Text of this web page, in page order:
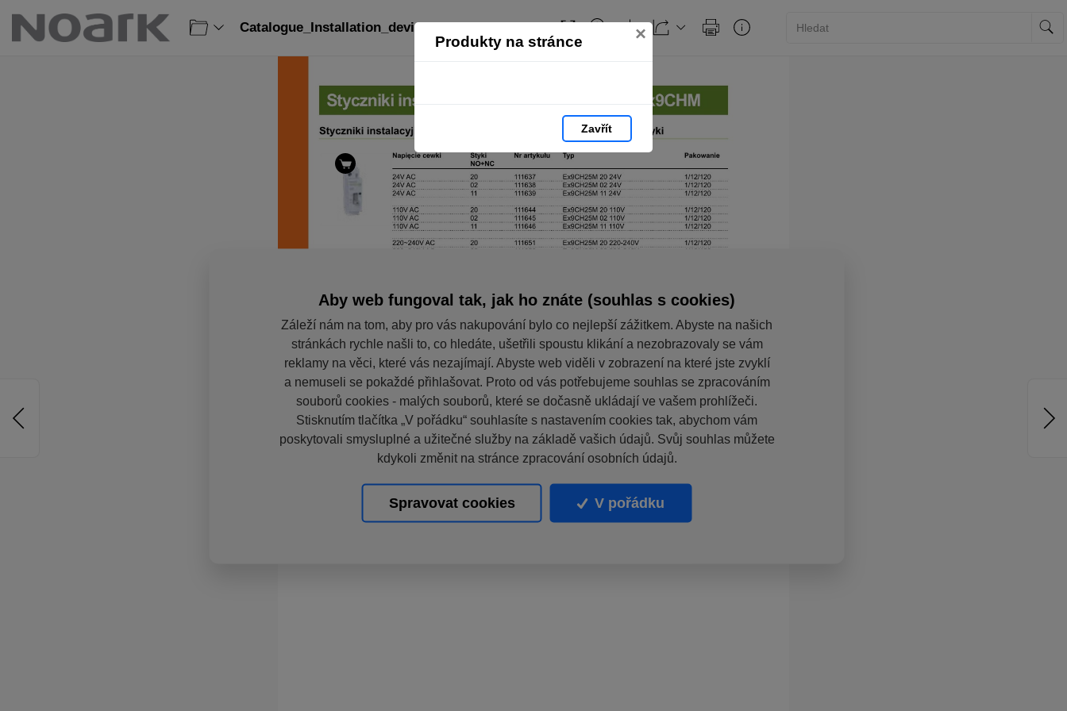
Produkty na stránce ×
Zavřít
Catalogue_Installation_devices_PL: strana 164
Aby web fungoval tak, jak ho znáte (souhlas s cookies)
Záleží nám na tom, aby pro vás nakupování bylo co nejlepší zážitkem. Abyste na našich
stránkách rychle našli to, co hledáte, ušetřili spoustu klikání a nezobrazovaly se vám
reklamy na věci, které vás nezajímají. Abyste web viděli v zobrazení na které jste zvyklí
a nemuseli se pokaždé přihlašovat. Proto od vás potřebujeme souhlas se zpracováním
souborů cookies - malých souborů, které se dočasně ukládají ve vašem prohlížeči.
Stisknutím tlačítka „V pořádku“ souhlasíte s nastavením cookies tak, abychom vám
poskytovali smysluplné a užitečné služby na základě vašich údajů. Svůj souhlas můžete
kdykoli změnit na stránce zpracování osobních údajů.
Spravovat cookies V pořádku